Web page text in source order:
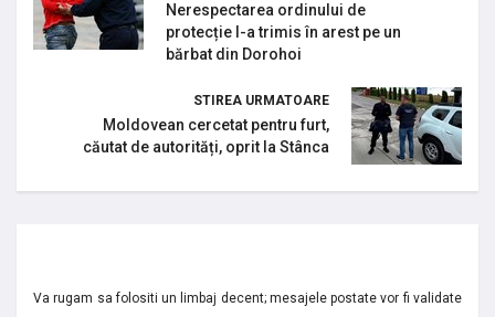
Nerespectarea ordinului de
protecție l-a trimis în arest pe un
bărbat din Dorohoi
STIREA URMATOARE
Moldovean cercetat pentru furt,
căutat de autorități, oprit la Stânca
Va rugam sa folositi un limbaj decent; mesajele postate vor fi validate